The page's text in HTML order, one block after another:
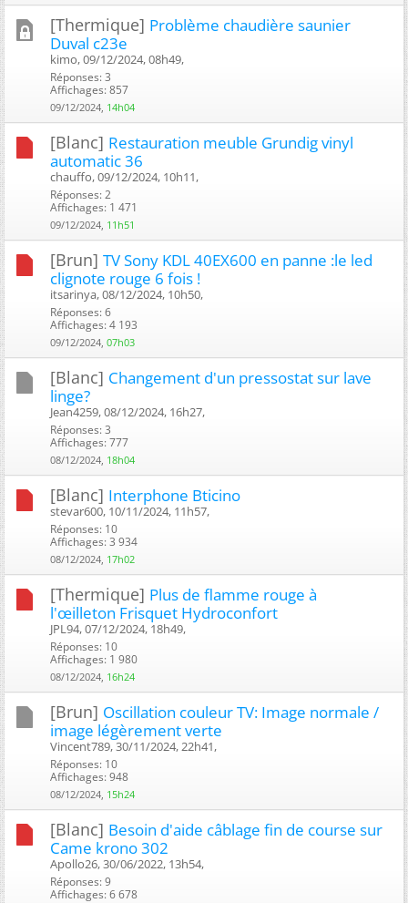
[Thermique] Problème chaudière saunier
Duval c23e
kimo, 09/12/2024, 08h49, ‎
Réponses: 3
Affichages: 857
09/12/2024, 14h04
[Blanc] Restauration meuble Grundig vinyl
automatic 36
chauffo, 09/12/2024, 10h11, ‎
Réponses: 2
Affichages: 1 471
09/12/2024, 11h51
[Brun] TV Sony KDL 40EX600 en panne :le led
clignote rouge 6 fois !
itsarinya, 08/12/2024, 10h50, ‎
Réponses: 6
Affichages: 4 193
09/12/2024, 07h03
[Blanc] Changement d'un pressostat sur lave
linge?
Jean4259, 08/12/2024, 16h27, ‎
Réponses: 3
Affichages: 777
08/12/2024, 18h04
[Blanc] Interphone Bticino
stevar600, 10/11/2024, 11h57, ‎
Réponses: 10
Affichages: 3 934
08/12/2024, 17h02
[Thermique] Plus de flamme rouge à
l'œilleton Frisquet Hydroconfort
JPL94, 07/12/2024, 18h49, ‎
Réponses: 10
Affichages: 1 980
08/12/2024, 16h24
[Brun] Oscillation couleur TV: Image normale /
image légèrement verte
Vincent789, 30/11/2024, 22h41, ‎
Réponses: 10
Affichages: 948
08/12/2024, 15h24
[Blanc] Besoin d'aide câblage fin de course sur
Came krono 302
Apollo26, 30/06/2022, 13h54, ‎
Réponses: 9
Affichages: 6 678